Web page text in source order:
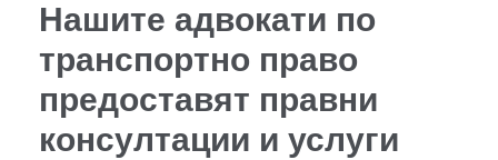
Нашите адвокати по
транспортно право
предоставят правни
консултации и услуги